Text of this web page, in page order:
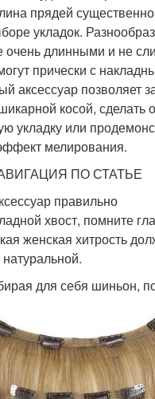
прядей
укладок.
очень длинными и не
прически с
аксессуар позволяет
косой, сделать
укладку или
мелирования.
ПО СТАТЬЕ
правильно
хвост, помните
женская хитрость
для себя шиньон,